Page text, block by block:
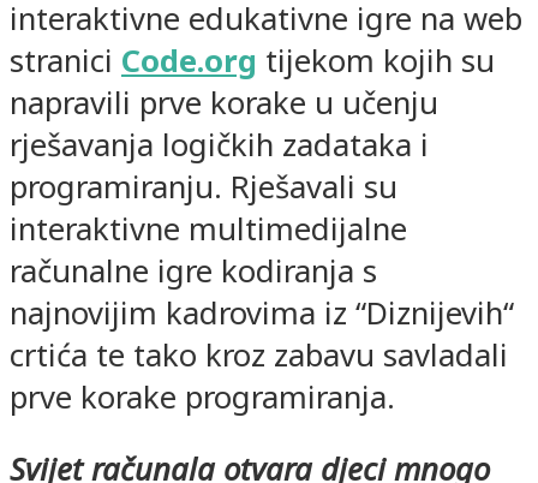
interaktivne edukativne igre na web
stranici Code.org tijekom kojih su
napravili prve korake u učenju
rješavanja logičkih zadataka i
programiranju. Rješavali su
interaktivne multimedijalne
računalne igre kodiranja s
najnovijim kadrovima iz “Diznijevih“
crtića te tako kroz zabavu savladali
prve korake programiranja.
Svijet računala otvara djeci mnogo